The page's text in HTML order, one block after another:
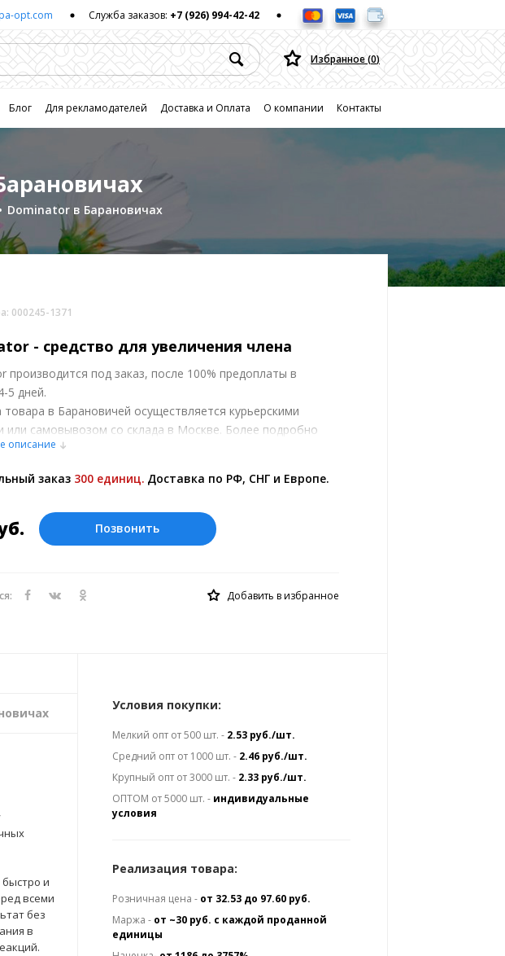
opt.com Служба заказов: +7 (926) 994-42-42
Избранное (0)
Блог Для рекламодателей Доставка и Оплата О компании Контакты
Dominator в Барановичах
000245-1371
- средство для увеличения члена
производится под заказ, после 100% предоплаты в
5 дней.
товара в Барановичей осуществляется курьерскими
или самовывозом со склада в Москве. Более подробно
заказа с менеджером.
на 09.08.2026. Текущий курс 10 руб.= 0.328618 руб.
описание
заказ 300 единиц. Доставка по РФ, СНГ и Европе.
Позвонить
Добавить в избранное
и
всеми
без
в
Условия покупки:
Мелкий опт от 500 шт. - 2.53 руб./шт.
Средний опт от 1000 шт. - 2.46 руб./шт.
Крупный опт от 3000 шт. - 2.33 руб./шт.
ОПТОМ от 5000 шт. - индивидуальные
условия
Реализация товара:
Розничная цена - от 32.53 до 97.60 руб.
Маржа - от ~30 руб. с каждой проданной
единицы